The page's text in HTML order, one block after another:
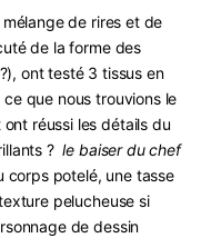
de rires et de
de la forme des
ont testé 3 tissus en
que nous trouvions le
réussi les détails du
? le baiser du chef
corps potelé, une tasse
pelucheuse si
de dessin